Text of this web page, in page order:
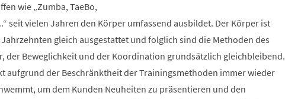
wie „Zumba, TaeBo,
seit vielen Jahren den Körper umfassend ausbildet. Der Körper ist
gleich ausgestattet und folglich sind die Methoden des
der Beweglichkeit und der Koordination grundsätzlich gleichbleibend.
aufgrund der Beschränktheit der Trainingsmethoden immer wieder
um dem Kunden Neuheiten zu präsentieren und den